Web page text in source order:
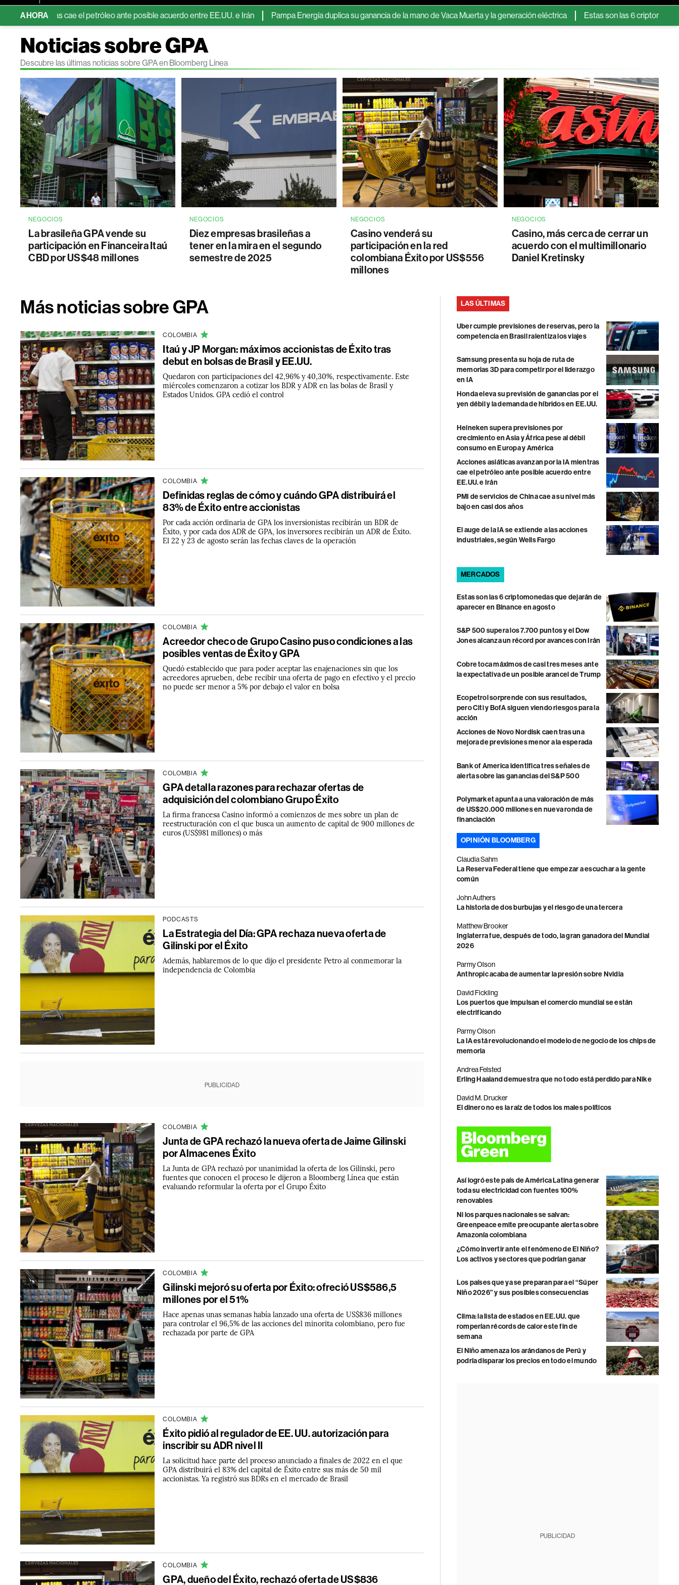
AHORA
cae el petróleo ante posible acuerdo entre EE.UU. e Irán Pampa Energía duplica su ganancia de la mano de Vaca Muerta y la generación eléctrica Estas son las 6 criptomonedas que
Noticias sobre GPA
Descubre las últimas noticias sobre GPA en Bloomberg Línea
NEGOCIOS
La brasileña GPA vende su
participación en Financeira Itaú
CBD por US$48 millones
NEGOCIOS
Diez empresas brasileñas a
tener en la mira en el segundo
semestre de 2025
NEGOCIOS
Casino venderá su
participación en la red
colombiana Éxito por US$556
millones
NEGOCIOS
Casino, más cerca de cerrar un
acuerdo con el multimillonario
Daniel Kretinsky
Más noticias sobre GPA
COLOMBIA
Itaú y JP Morgan: máximos accionistas de Éxito tras
debut en bolsas de Brasil y EE.UU.
Quedaron con participaciones del 42,96% y 40,30%, respectivamente. Este
miércoles comenzaron a cotizar los BDR y ADR en las bolas de Brasil y
Estados Unidos. GPA cedió el control
COLOMBIA
Definidas reglas de cómo y cuándo GPA distribuirá el
83% de Éxito entre accionistas
Por cada acción ordinaria de GPA los inversionistas recibirán un BDR de
Éxito, y por cada dos ADR de GPA, los inversores recibirán un ADR de Éxito.
El 22 y 23 de agosto serán las fechas claves de la operación
COLOMBIA
Acreedor checo de Grupo Casino puso condiciones a las
posibles ventas de Éxito y GPA
Quedó establecido que para poder aceptar las enajenaciones sin que los
acreedores aprueben, debe recibir una oferta de pago en efectivo y el precio
no puede ser menor a 5% por debajo el valor en bolsa
COLOMBIA
GPA detalla razones para rechazar ofertas de
adquisición del colombiano Grupo Éxito
La firma francesa Casino informó a comienzos de mes sobre un plan de
reestructuración con el que busca un aumento de capital de 900 millones de
euros (US$981 millones) o más
PODCASTS
La Estrategia del Día: GPA rechaza nueva oferta de
Gilinski por el Éxito
Además, hablaremos de lo que dijo el presidente Petro al conmemorar la
independencia de Colombia
PUBLICIDAD
COLOMBIA
Junta de GPA rechazó la nueva oferta de Jaime Gilinski
por Almacenes Éxito
La Junta de GPA rechazó por unanimidad la oferta de los Gilinski, pero
fuentes que conocen el proceso le dijeron a Bloomberg Línea que están
evaluando reformular la oferta por el Grupo Éxito
COLOMBIA
Gilinski mejoró su oferta por Éxito: ofreció US$586,5
millones por el 51%
Hace apenas unas semanas había lanzado una oferta de US$836 millones
para controlar el 96,5% de las acciones del minorita colombiano, pero fue
rechazada por parte de GPA
COLOMBIA
Éxito pidió al regulador de EE. UU. autorización para
inscribir su ADR nivel II
La solicitud hace parte del proceso anunciado a finales de 2022 en el que
GPA distribuirá el 83% del capital de Éxito entre sus más de 50 mil
accionistas. Ya registró sus BDRs en el mercado de Brasil
COLOMBIA
GPA, dueño del Éxito, rechazó oferta de US$836
LAS ÚLTIMAS
Uber cumple previsiones de reservas, pero la
competencia en Brasil ralentiza los viajes
Samsung presenta su hoja de ruta de
memorias 3D para competir por el liderazgo
en IA
Honda eleva su previsión de ganancias por el
yen débil y la demanda de híbridos en EE.UU.
Heineken supera previsiones por
crecimiento en Asia y África pese al débil
consumo en Europa y América
Acciones asiáticas avanzan por la IA mientras
cae el petróleo ante posible acuerdo entre
EE.UU. e Irán
PMI de servicios de China cae a su nivel más
bajo en casi dos años
El auge de la IA se extiende a las acciones
industriales, según Wells Fargo
MERCADOS
Estas son las 6 criptomonedas que dejarán de
aparecer en Binance en agosto
S&P 500 supera los 7.700 puntos y el Dow
Jones alcanza un récord por avances con Irán
Cobre toca máximos de casi tres meses ante
la expectativa de un posible arancel de Trump
Ecopetrol sorprende con sus resultados,
pero Citi y BofA siguen viendo riesgos para la
acción
Acciones de Novo Nordisk caen tras una
mejora de previsiones menor a la esperada
Bank of America identifica tres señales de
alerta sobre las ganancias del S&P 500
Polymarket apunta a una valoración de más
de US$20.000 millones en nueva ronda de
financiación
OPINIÓN BLOOMBERG
Claudia Sahm
La Reserva Federal tiene que empezar a escuchar a la gente
común
John Authers
La historia de dos burbujas y el riesgo de una tercera
Matthew Brooker
Inglaterra fue, después de todo, la gran ganadora del Mundial
2026
Parmy Olson
Anthropic acaba de aumentar la presión sobre Nvidia
David Fickling
Los puertos que impulsan el comercio mundial se están
electrificando
Parmy Olson
La IA está revolucionando el modelo de negocio de los chips de
memoria
Andrea Felsted
Erling Haaland demuestra que no todo está perdido para Nike
David M. Drucker
El dinero no es la raíz de todos los males políticos
Así logró este país de América Latina generar
toda su electricidad con fuentes 100%
renovables
Ni los parques nacionales se salvan:
Greenpeace emite preocupante alerta sobre
Amazonía colombiana
¿Cómo invertir ante el fenómeno de El Niño?
Los activos y sectores que podrían ganar
Los países que ya se preparan para el “Súper
Niño 2026” y sus posibles consecuencias
Clima: la lista de estados en EE.UU. que
romperían récords de calor este fin de
semana
El Niño amenaza los arándanos de Perú y
podría disparar los precios en todo el mundo
PUBLICIDAD